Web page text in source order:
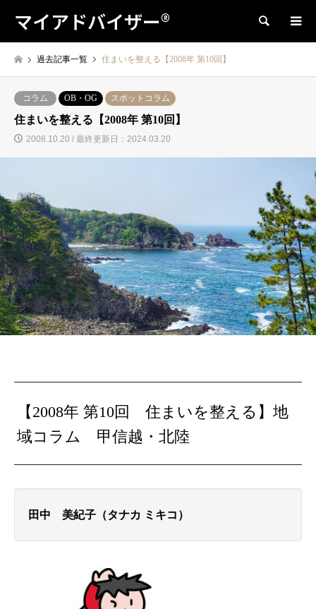
マイアドバイザー® 検索
過去記事一覧 住まいを整える【2008年 第10回】
コラム OB・OG スポットコラム
住まいを整える【2008年 第10回】
2008.10.20 / 最終更新日：2024.03.20
【2008年 第10回 住まいを整える】地
域コラム 甲信越・北陸
田中 美紀子（タナカ ミキコ）